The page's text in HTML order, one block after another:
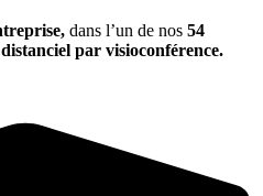
dans l’un de nos 54
distanciel par visioconférence.